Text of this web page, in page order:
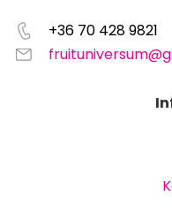
+36 70 428 9821